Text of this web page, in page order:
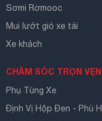
Sơmi Rơmooc
Mui lướt gió xe tải
Xe khách
CHĂM SÓC TRỌN VẸN
Phụ Tùng Xe
Định Vị Hộp Đen - Phù